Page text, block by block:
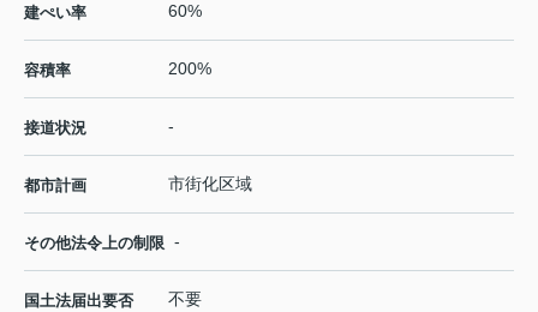
建ぺい率 60%
容積率 200%
接道状況 -
都市計画 市街化区域
その他法令上の制限 -
国土法届出要否 不要